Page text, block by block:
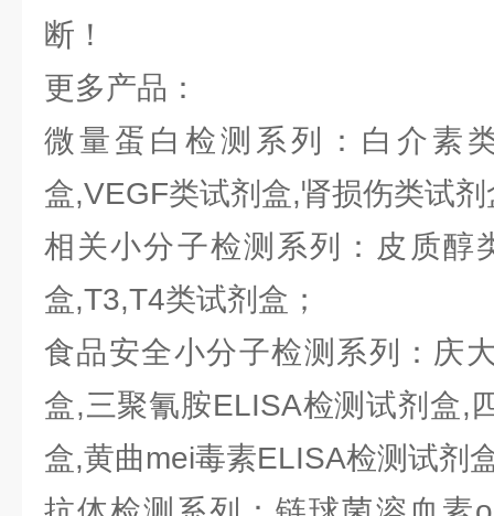
断！
更多产品：
微量蛋白检测系列：白介素
盒,VEGF类试剂盒,肾损伤类试剂
相关小分子检测系列：皮质醇
盒,T3,T4类试剂盒；
食品安全小分子检测系列：庆
盒,三聚氰胺ELISA检测试剂盒,
盒,黄曲mei毒素ELISA检测试剂